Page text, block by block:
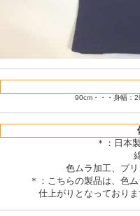
90cm・・・身幅：
＊：日本
色ムラ加工、プ
＊：こちらの製品は、色
仕上がりとなっており